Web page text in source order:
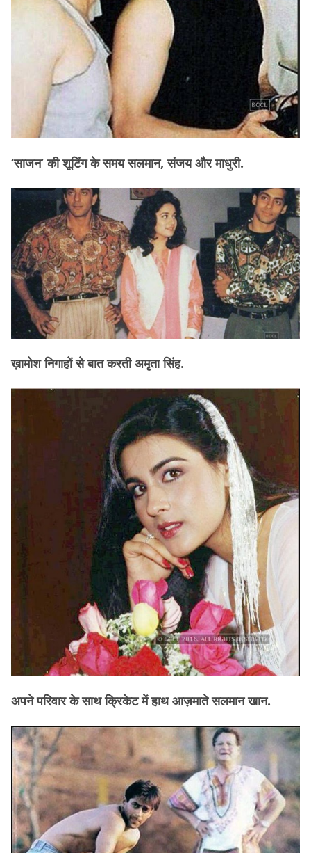
‘साजन’ की शूटिंग के समय सलमान, संजय और माधुरी.
ख़ामोश निगाहों से बात करती अमृता सिंह.
अपने परिवार के साथ क्रिकेट में हाथ आज़माते सलमान खान.